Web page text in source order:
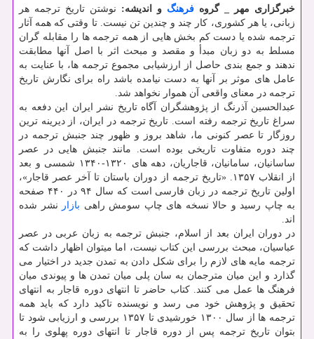
خبرگزاری مهر _ گروه فرهنگ و اندیشه: نوشتن تاریخ ترجمه هر
زبانی، یا هر کشوری، کار چند و چندین تن نیست. تا وقتی که همه آثار
ترجمه شده یا دست کم بخش هایی از همه ترجمه ها را مقابله گران
مسلط به دو زبان مبدأ و مقصد و مبحث اثر با اصل آنها مطابقت
ندهند و جمع بندی حاصل از ارزشیابی مجموع ترجمه ها، با عنایت به
عامل های موثر بر آنها به دست نیامده باشد راه برای نگارش تاریخ
ترجمه در معنای واقعی آن هموار نخواهد شد.
عبدالحسین آذرنگ از پژوهشگران آگاه تاریخ نشر ایران این دفعه به
سراغ تاریخ ترجمه رفته است. تاریخ ترجمه در ایران، از دیرینه ترین
روزگار تا عصر کنونی ما، شاهد بروز و ظهور چند جنبش ترجمه در
چند دوره متفاوت تاریخی بوده است. مانند جنبش هایی در عصر
ساسانیان، سامانیان، قاجاریان، دهه های ۱۳۲۰-۱۳۴۰ شمسی و بعد
از انقلاب ۱۳۵۷. «تاریخ ترجمه از دوران باستان تا آخر عصر قاجار»،
اولین تاریخ ترجمه در زبان فارسی است که سال ۹۴ در ۴۴۰ صفحه
به چاپ رسید و حالا نسخه های چاپ سومش راهی بازار
نشر شده
اند.
در دوران ایران بعد از اسلام، جنبش ترجمه به زبان عربی در عصر
عباسیان، مبحث بررسی این کتاب نیست، اما میتوان اظهار داشت که
ترجمه مایه های لازم را برای شکل دادن به تمدن جدید در اختیار می
گذارد و این میان مترجمان به سان پلی میان تمدن ها و پیوندی میان
فرهنگ ها عمل می کنند. کتاب حاضر تا انتهای دوره قاجار به انتهای
تحقیق و پژوهش خود می رسد و نویسنده تاکید دارد که باید همه
ترجمه ها از سال ۱۳۰۰ خورشیدی تا ۱۳۵۷ بررسی و ارزیابی شود تا
بتوان تاریخ ترجمه پس از دوره قاجار تا انتهای دوره پهلوی را به